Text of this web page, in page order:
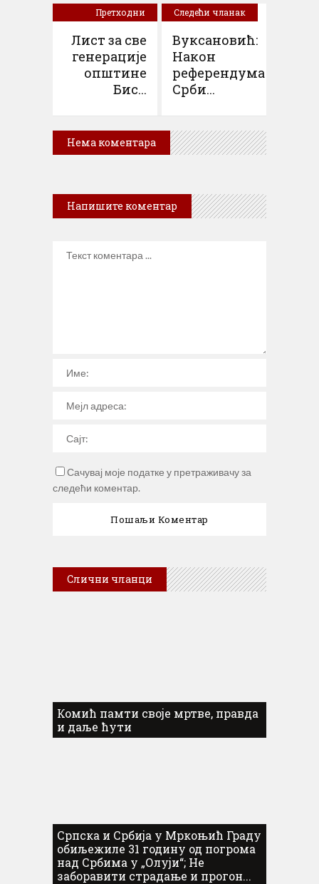
Претходни
Лист за све
генерације
општине
Бис...
Следећи чланак
Вуксановић:
Након
референдума
Срби...
Нема коментара
Напишите коментар
Сачувај моје податке у претраживачу за
следећи коментар.
Слични чланци
Комић памти своје мртве, правда
и даље ћути
Српска и Србија у Мркоњић Граду
обиљежиле 31 годину од погрома
над Србима у „Олуји“; Не
заборавити страдање и прогон...